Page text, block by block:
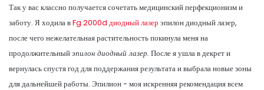
Так у вас классно получается сочетать медицинский перфекционизм и
заботу. Я ходила вFg 2000d диодный лазер эпилон диодный лазер,
после чего нежелательная растительность покинула меня на
продолжительныйэпилон диодный лазер. После я ушла в декрет и
вернулась спустя год для поддержания результата и выбрала новые зоны
для дальнейшей работы. Эпилион - моя искренняя рекомендация всем